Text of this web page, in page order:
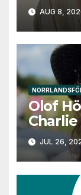
AUG 8,
Olof
JUL 26,